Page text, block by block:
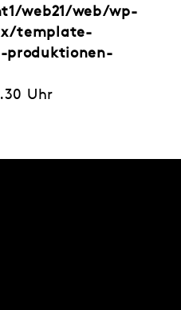
web21/web/wp-
template-
Uhr